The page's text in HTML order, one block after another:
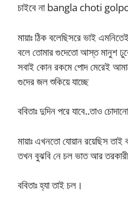
চাইবে না bangla choti
মায়াঃ ঠিক বলেছিসরে ভাই
বলে তোমার গুদেতো আস্ত মানুশ
সবাই কোন রকমে পোদ মেরেই
গুদের জল শুকিয়ে যাচ্ছে
ববিতাঃ দুদিন পরে যাবে..তাও
মায়াঃ এখনতো যোয়ান রয়েছিস
তখন বুঝবি নে চল ভাত আর তরকারী
ববিতাঃ হ্যা তাই চল।